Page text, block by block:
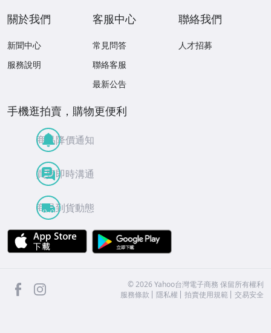
關於我們
新聞中心
服務說明
客服中心
常見問答
聯絡客服
最新公告
聯絡我們
人才招募
手機逛拍賣，購物更便利
商品降價通知
買賣即時溝通
商品到貨動態
APP Store
facebook ©2026 Yahoo台灣電子商務 保留所有權利
服務條款
隱私權 拍賣使用規範 交易安全